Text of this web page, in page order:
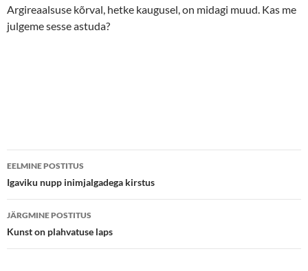
Argireaalsuse kõrval, hetke kaugusel, on midagi muud. Kas me
julgeme sesse astuda?
Postituste
töölaud
EELMINE POSTITUS
Igaviku nupp inimjalgadega kirstus
JÄRGMINE POSTITUS
Kunst on plahvatuse laps